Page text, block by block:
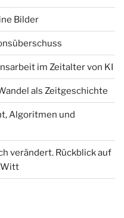
Bilder
im Zeitalter von KI
als Zeitgeschichte
Algoritmen und
verändert. Rückblick auf
Witt